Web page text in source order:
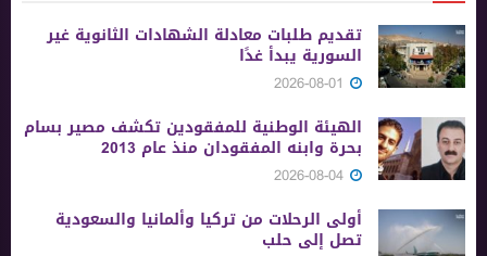
تقديم طلبات معادلة الشهادات الثانوية ‏غير
السورية يبدأ غدًا
الهيئة الوطنية للمفقودين تكشف مصير بسام
بحرة وابنه المفقودان منذ عام 2013
أولى الرحلات من ‏تركيا وألمانيا والسعودية
تصل إلى حلب